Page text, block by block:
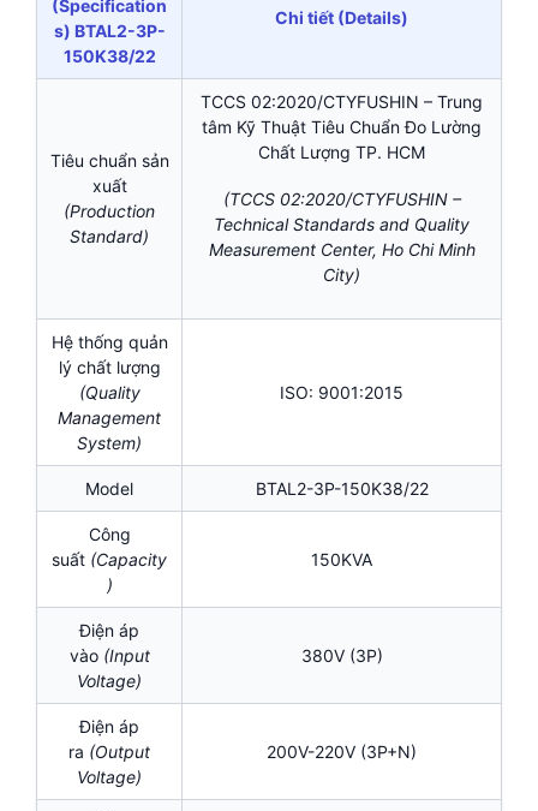
(Specification
s) BTAL2-3P-
150K38/22
Chi tiết (Details)
Tiêu chuẩn sản
xuất
(Production
Standard)
TCCS 02:2020/CTYFUSHIN – Trung
tâm Kỹ Thuật Tiêu Chuẩn Đo Lường
Chất Lượng TP. HCM
(TCCS 02:2020/CTYFUSHIN –
Technical Standards and Quality
Measurement Center, Ho Chi Minh
City)
Hệ thống quản
lý chất lượng
(Quality
Management
System)
ISO: 9001:2015
Model BTAL2-3P-150K38/22
Công
suất (Capacity
)
150KVA
Điện áp
vào (Input
Voltage)
380V (3P)
Điện áp
ra (Output
Voltage)
200V-220V (3P+N)